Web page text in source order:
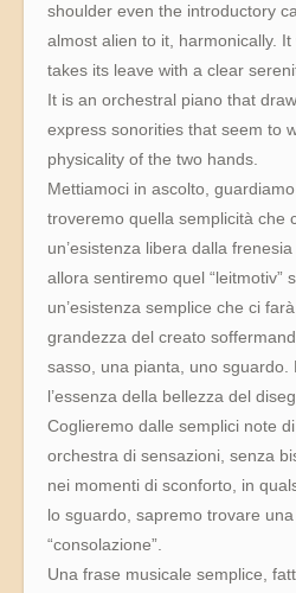
shoulder even the introductory
almost alien to it, harmonically.
takes its leave with a clear
It is an orchestral piano that
express sonorities that seem to
physicality of the two hands.
Mettiamoci in ascolto,
troveremo quella semplicità che
un’esistenza libera dalla
allora sentiremo quel “leitmotiv”
un’esistenza semplice che ci
grandezza del creato
sasso, una pianta, uno sguardo.
l’essenza della bellezza del
Coglieremo dalle semplici note
orchestra di sensazioni, senza
nei momenti di sconforto, in
lo sguardo, sapremo trovare
“consolazione”.
Una frase musicale semplice,